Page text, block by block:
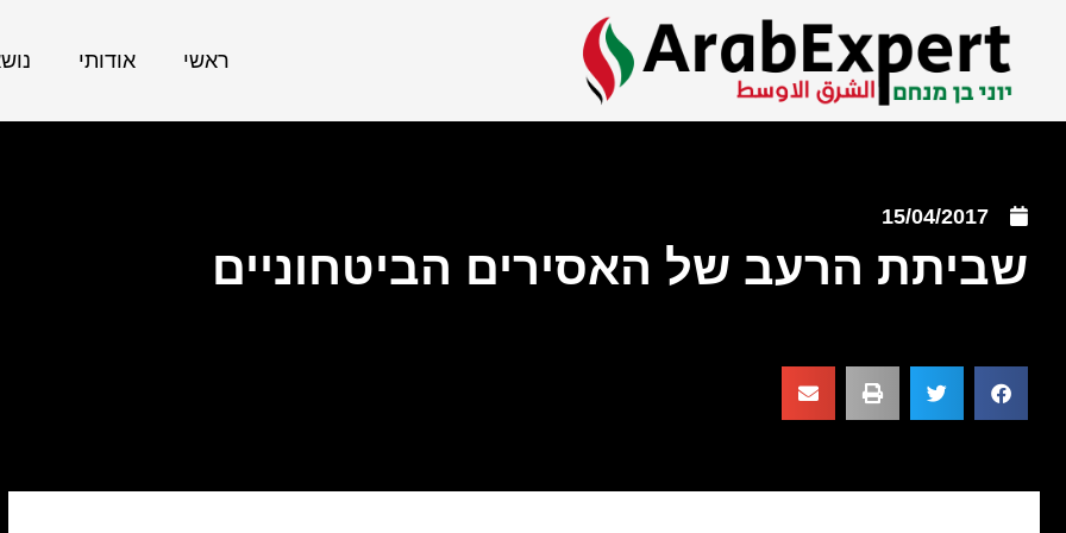
ראשי אודותי
15/04/2017
שביתת הרעב של האסירים הביטחוניים